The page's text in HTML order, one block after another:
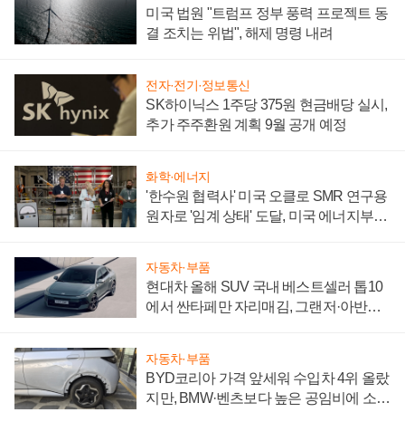
미국 법원 "트럼프 정부 풍력 프로젝트 동
결 조치는 위법", 해제 명령 내려
전자·전기·정보통신
SK하이닉스 1주당 375원 현금배당 실시,
추가 주주환원 계획 9월 공개 예정
화학·에너지
'한수원 협력사' 미국 오클로 SMR 연구용
원자로 '임계 상태' 도달, 미국 에너지부
자동차·부품
현대차 올해 SUV 국내 베스트셀러 톱10
에서 싼타페만 자리매김, 그랜저·아반떼
자동차·부품
BYD코리아 가격 앞세워 수입차 4위 올랐
지만, BMW·벤츠보다 높은 공임비에 소비